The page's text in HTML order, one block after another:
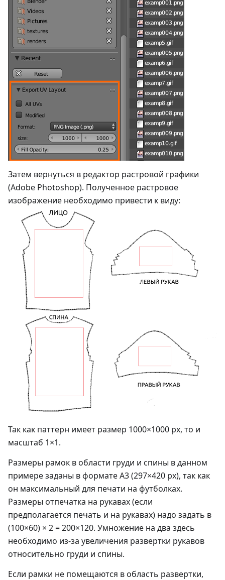
Затем вернуться в редактор растровой графики
(Adobe Photoshop). Полученное растровое
изображение необходимо привести к виду:
Так как паттерн имеет размер 1000×1000 px, то и
масштаб 1×1.
Размеры рамок в области груди и спины в данном
примере заданы в формате А3 (297×420 рх), так как
он максимальный для печати на футболках.
Размеры отпечатка на рукавах (если
предполагается печать и на рукавах) надо задать в
(100×60) × 2 = 200×120. Умножение на два здесь
необходимо из-за увеличения развертки рукавов
относительно груди и спины.
Если рамки не помещаются в область развертки,